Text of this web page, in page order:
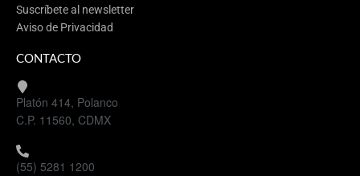
Suscríbete al newsletter
Aviso de Privacidad
CONTACTO
Platón 414, Polanco
C.P. 11560, CDMX
(55) 5281 1200